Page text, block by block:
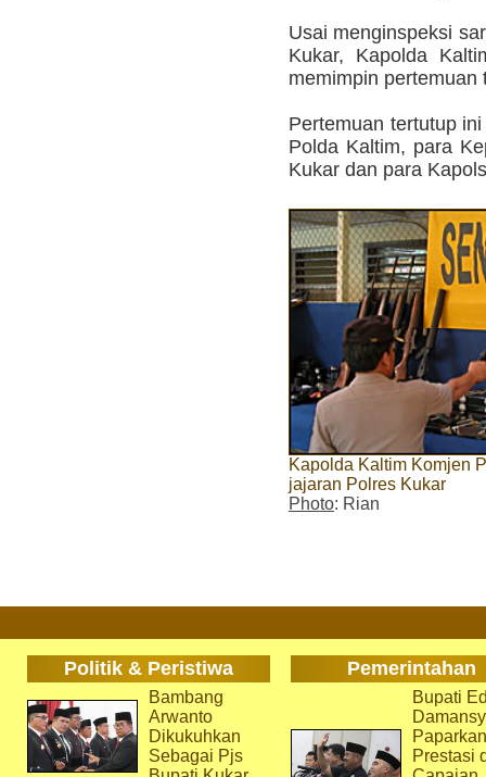
Usai menginspeksi
Kukar, Kapolda
memimpin pertemuan
Pertemuan tertutup
Polda Kaltim, para
Kukar dan para
Kapolda Kaltim Komjen
jajaran Polres Kukar
Photo: Rian
Politik & Peristiwa Pemerintahan
Bambang
Arwanto
Dikukuhkan
Sebagai Pjs
Bupati
Paparkan
Prestasi